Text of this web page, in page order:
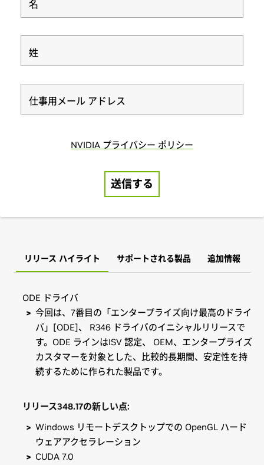
リリース ハイライト サポートされる製品 追加情報
ODE ドライバ
今回は、7番目の「エンタープライズ向け最高のドライ
バ」[ODE]、 R346 ドライバのイニシャルリリースで
す。ODE ラインはISV 認定、 OEM、エンタープライズ
カスタマーを対象とした、比較的長期間、安定性を持
続するために作られた製品です。
リリース348.17の新しい点:
Windows リモートデスクトップでの OpenGL ハード
ウェアアクセラレーション
CUDA 7.0